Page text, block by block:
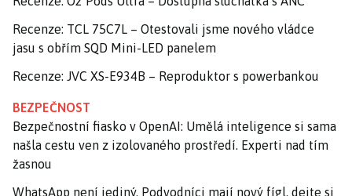
Recenze: TCL 75C7L – Otestovali jsme nového vládce
jasu s obřím SQD Mini-LED panelem
Recenze: JVC XS-E934B – Reproduktor s powerbankou
BEZPEČNOST
Bezpečnostní fiasko v OpenAI: Umělá inteligence si sama
našla cestu ven z izolovaného prostředí. Experti nad tím
žasnou
WhatsApp není jediný. Podvodníci mají nový fígl, dejte si